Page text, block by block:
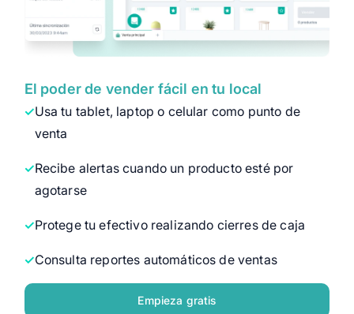
El poder de vender fácil en tu local
Usa tu tablet, laptop o celular como punto de
venta
Recibe alertas cuando un producto esté por
agotarse
Protege tu efectivo realizando cierres de caja
Consulta reportes automáticos de ventas
Empieza gratis